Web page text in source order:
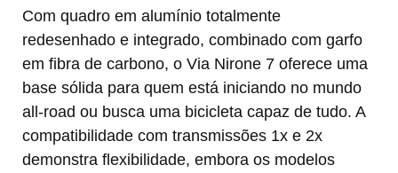
Com quadro em alumínio totalmente
redesenhado e integrado, combinado com garfo
em fibra de carbono, o Via Nirone 7 oferece uma
base sólida para quem está iniciando no mundo
all-road ou busca uma bicicleta capaz de tudo. A
compatibilidade com transmissões 1x e 2x
demonstra flexibilidade, embora os modelos